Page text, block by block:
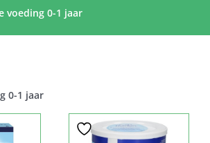
voeding 0-1 jaar
0-1 jaar